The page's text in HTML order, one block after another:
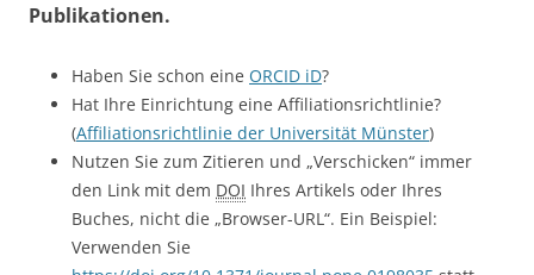
Publikationen.
Haben Sie schon eine ORCID iD?
Hat Ihre Einrichtung eine Affiliationsrichtlinie?
(Affiliationsrichtlinie der Universität Münster)
Nutzen Sie zum Zitieren und „Verschicken“ immer
den Link mit dem DOI Ihres Artikels oder Ihres
Buches, nicht die „Browser-URL“. Ein Beispiel:
Verwenden Sie